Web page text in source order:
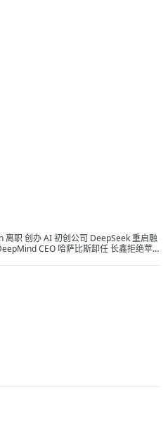
离职 创办 AI 初创公司 DeepSeek 重启融
CEO 哈萨比斯卸任 长鑫拒绝苹
止采购中国光模块 Anthropic 确认正在为
国告知 AI 企业：将不对开放权重模型进
预计下周发布，Grok 5 计划在今年发
七折优惠活动 泡泡玛特澄清：段永平不是
带薪休假，多地要求领导干部带头休假 迪
红果短剧回应网传「限制演员日薪不超 4
为，与平台无关 Anthropic 与谷歌将达